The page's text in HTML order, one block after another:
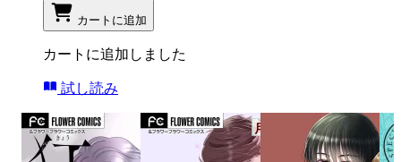
カートに追加
カートに追加しました
試し読み